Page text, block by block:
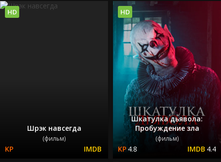
Шрэк навсегда
(фильм)
HD
Шкатулка дьявола:
Пробуждение зла
(фильм)
4.8 4.4
HD